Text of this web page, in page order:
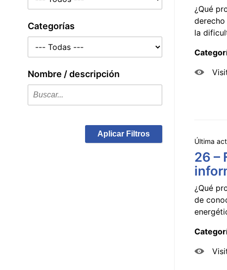
Categorías
Nombre / descripción
Aplicar Filtros
¿Qué
la
Última
26 –
¿Qué
de